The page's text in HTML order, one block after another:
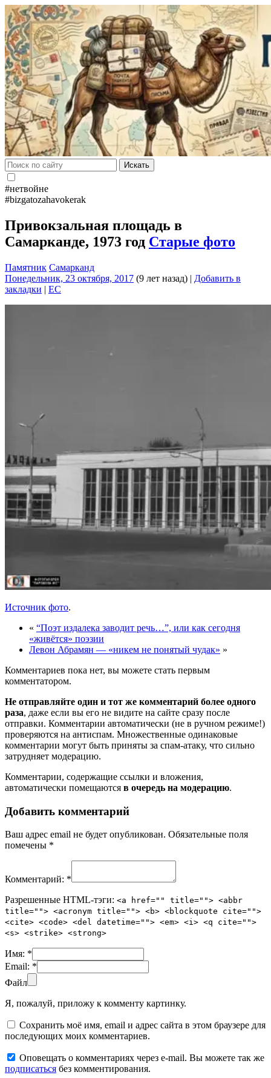
Искать
#нетвойне
#bizgatozahavokerak
Привокзальная площадь в
Самарканде, 1973 год Старые фото
Памятник Самарканд
Понедельник, 23 октября, 2017 (9 лет назад) | Добавить в
закладки | EC
Источник фото.
« “Поэт издалека заводит речь…”, или как сегодня
«живётся» поэзии
Левон Абрамян — «никем не понятый чудак» »
Комментариев пока нет, вы можете стать первым
комментатором.
Не отправляйте один и тот же комментарий более одного
раза, даже если вы его не видите на сайте сразу после
отправки. Комментарии автоматически (не в ручном режиме!)
проверяются на антиспам. Множественные одинаковые
комментарии могут быть приняты за спам-атаку, что сильно
затрудняет модерацию.
Комментарии, содержащие ссылки и вложения,
автоматически помещаются в очередь на модерацию.
Добавить комментарий
Ваш адрес email не будет опубликован. Обязательные поля
помечены *
Комментарий: *
Разрешенные HTML-тэги: <a href="" title=""> <abbr
title=""> <acronym title=""> <b> <blockquote cite="">
<cite> <code> <del datetime=""> <em> <i> <q cite="">
<s> <strike> <strong>
Имя: *
Email: *
Файл
Я, пожалуй, приложу к комменту картинку.
Сохранить моё имя, email и адрес сайта в этом браузере для
последующих моих комментариев.
Оповещать о комментариях через e-mail. Вы можете так же
подписаться без комментирования.